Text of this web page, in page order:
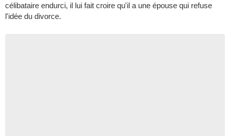
célibataire endurci, il lui fait croire qu'il a une épouse qui refuse
l'idée du divorce.